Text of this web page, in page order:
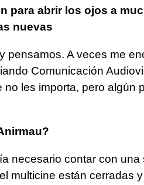
para abrir los ojos a
nuevas
pensamos. A veces me
Comunicación
les importa, pero algún
necesario contar con
multicine están cerradas y